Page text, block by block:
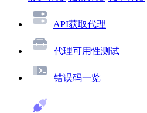
API获取代理
代理可用性测试
错误码一览